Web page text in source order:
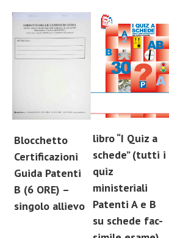
Blocchetto
Certificazioni
Guida Patenti
B (6 ORE) –
singolo allievo
libro “I Quiz a
schede” (tutti i
quiz
ministeriali
Patenti A e B
su schede fac-